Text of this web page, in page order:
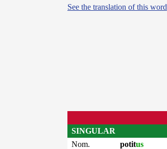
See the translation of this word
SINGULAR
Nom.
potitus